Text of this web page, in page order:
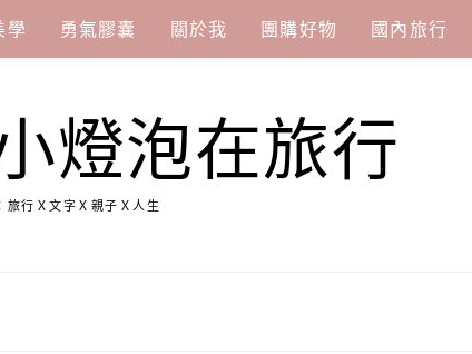
學 勇氣膠囊 關於我 團購好物 國內旅行
燈泡在旅行
旅行Ｘ文字Ｘ親子Ｘ人生